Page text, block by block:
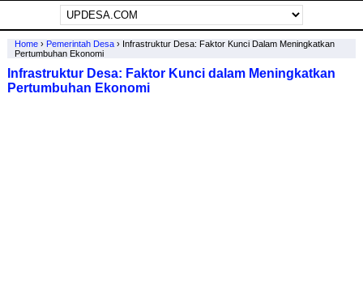
Home› Pemerintah Desa› Infrastruktur Desa: Faktor Kunci Dalam Meningkatkan
Pertumbuhan Ekonomi
Infrastruktur Desa: Faktor Kunci dalam Meningkatkan
Pertumbuhan Ekonomi